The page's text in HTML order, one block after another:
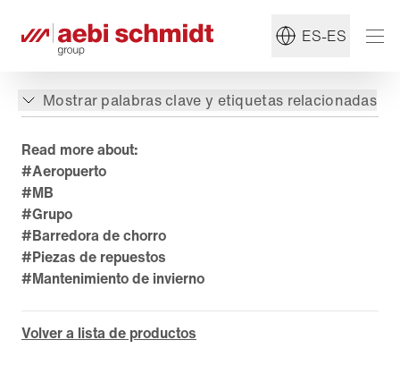
ES-ES
Mostrar palabras clave y etiquetas relacionadas
Read more about:
#Aeropuerto
#MB
#Grupo
#Barredora de chorro
#Piezas de repuestos
#Mantenimiento de invierno
Volver a lista de productos